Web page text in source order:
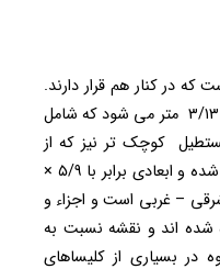
در کنار هم قرار دارند.
ابعاد بیرونی مستطیل بزرگ تر ۱۵ × ۳/۱۳ متر می شود که شامل
کوچک تر نیز که از
محراب و فضاهای اطراف آن تشکیل شده و ابعادی برابر با ۵/۹ ×
شرقی – غربی است و اجزاء و
شده اند و نقشه نسبت به
در بسیاری از کلیساهای